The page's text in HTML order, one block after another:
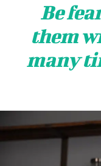
Be
them
many